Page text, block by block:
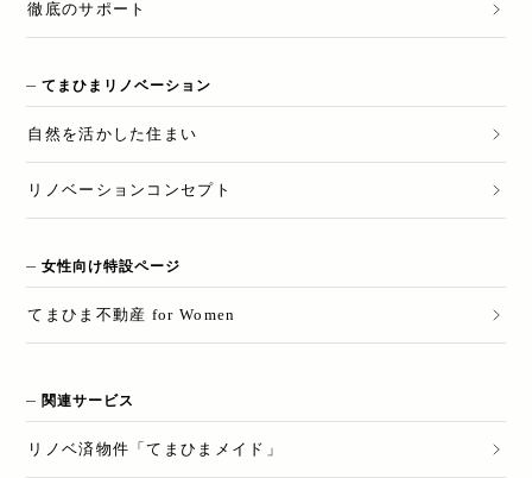
徹底のサポート
てまひまリノベーション
自然を活かした住まい
リノベーションコンセプト
女性向け特設ページ
てまひま不動産 for Women
関連サービス
リノベ済物件「てまひまメイド」